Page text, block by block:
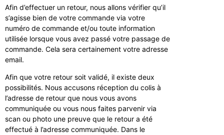
Afin d’effectuer un retour, nous allons vérifier qu’il
s’agisse bien de votre commande via votre
numéro de commande et/ou toute information
utilisée lorsque vous avez passé votre passage de
commande. Cela sera certainement votre adresse
email.
Afin que votre retour soit validé, il existe deux
possibilités. Nous accusons réception du colis à
l’adresse de retour que nous vous avons
communiquée ou vous nous faites parvenir via
scan ou photo une preuve que le retour a été
effectué à l’adresse communiquée. Dans le